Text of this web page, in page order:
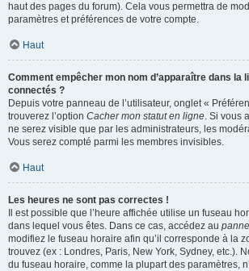
haut des pages du forum). Cela vous permettra de
paramètres et préférences de votre compte.
Haut
Comment empêcher mon nom d’apparaître dans la
connectés ?
Depuis votre panneau de l’utilisateur, onglet «
trouverez l’option Cacher mon statut en ligne. Si vous
ne serez visible que par les administrateurs, les
Vous serez compté parmi les membres invisibles.
Haut
Les heures ne sont pas correctes !
Il est possible que l’heure affichée utilise un fuseau
dans lequel vous êtes. Dans ce cas, accédez au
modifiez le fuseau horaire afin qu’il corresponde à la
trouvez (ex : Londres, Paris, New York, Sydney, etc.).
du fuseau horaire, comme la plupart des paramètres,